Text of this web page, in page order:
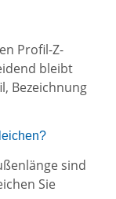
Profil-Z-
bleibt
Bezeichnung
sind
Sie